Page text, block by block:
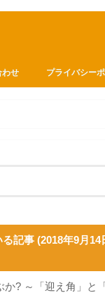
わせ プライバシー
記事 (2018年9月14
か? ～「迎え角」と